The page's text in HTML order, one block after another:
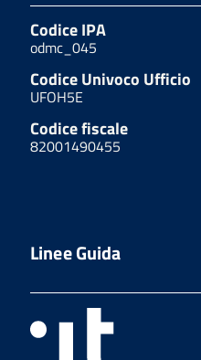
Codice IPA
odmc_045
Codice Univoco Ufficio
UFOH5E
Codice fiscale
82001490455
Linee Guida